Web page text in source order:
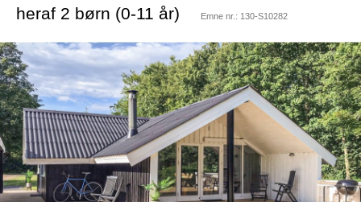
heraf 2 børn (0-11 år)
Emne nr.: 130-S10282